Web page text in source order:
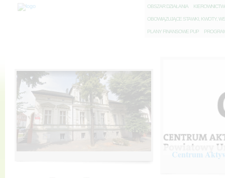
OBSZAR DZIAŁANIA K
OBOWIĄZUJĄCE STAWKI, KWOTY,
PLANY FINANSOWE PUP P
Centrum